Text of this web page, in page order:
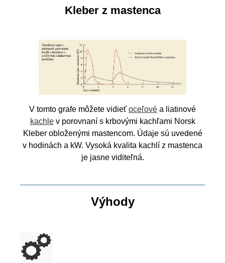
Kleber z mastenca
V tomto grafe môžete vidieť oceľové a liatinové
kachlev porovnaní s krbovými kachľami Norsk
Kleber obloženými mastencom. Údaje sú uvedené
v hodinách a kW. Vysoká kvalita kachlí z mastenca
je jasne viditeľná.
Výhody